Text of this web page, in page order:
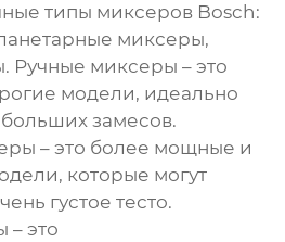
типы миксеров Bosch:
миксеры,
Ручные миксеры – это
модели, идеально
замесов.
– это более мощные и
которые могут
густое тесто.
это